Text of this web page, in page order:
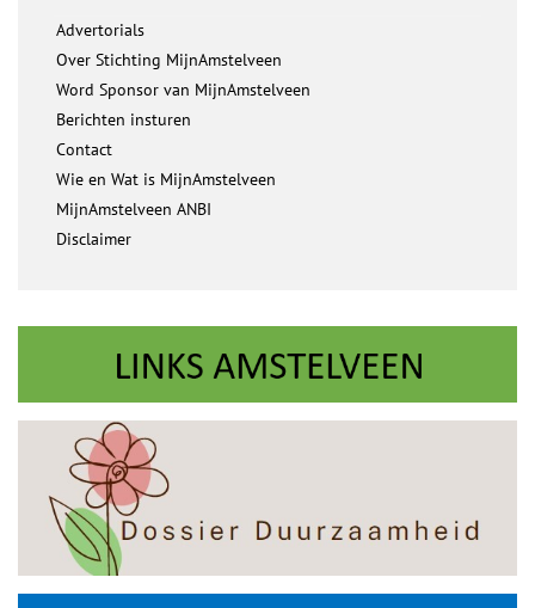
Advertorials
Over Stichting MijnAmstelveen
Word Sponsor van MijnAmstelveen
Berichten insturen
Contact
Wie en Wat is MijnAmstelveen
MijnAmstelveen ANBI
Disclaimer